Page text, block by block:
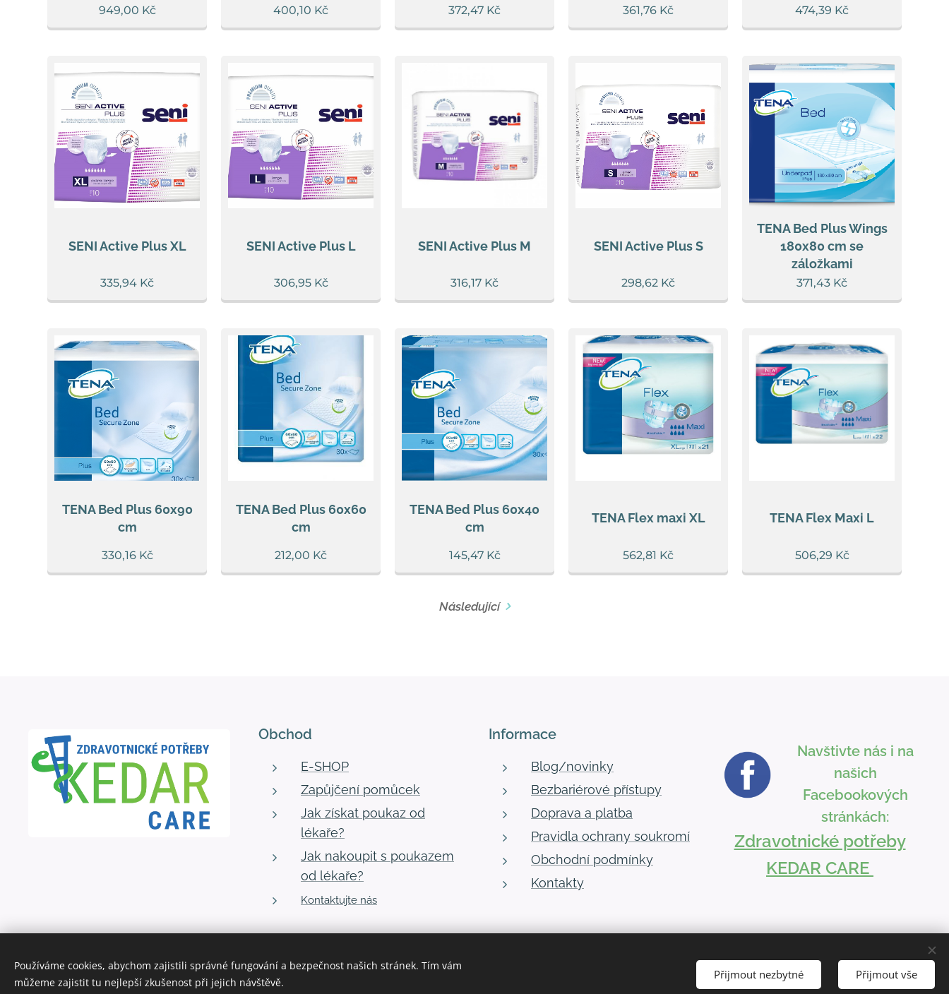
949,00 Kč 400,10 Kč 372,47 Kč 361,76 Kč 474,39 Kč
SENI Active Plus XL
335,94 Kč
SENI Active Plus L
306,95Kč
SENI Active Plus M
316,17 Kč
SENI Active Plus S
298,62 Kč
TENA Bed Plus Wings
180x80 cm se
záložkami
371,43 Kč
TENA Bed Plus 60x90
cm
330,16Kč
TENA Bed Plus 60x60
cm
212,00 Kč
TENA Bed Plus 60x40
cm
145,47Kč
TENA Flex maxi XL
562,81 Kč
TENA Flex Maxi L
506,29 Kč
Následující
Obchod
E-SHOP
Zapůjčení pomůcek
Jak získat poukaz od
lékaře?
Jak nakoupit s poukazem
od lékaře?
Kontaktujte nás
Informace
Blog/novinky
Bezbariérové přístupy
Doprava a platba
Pravidla ochrany soukromí
Obchodní podmínky
Kontakty
Navštivte nás i na
našich
Facebookových
stránkách:
Zdravotnické potřeby
KEDAR CARE
Používáme cookies, abychom zajistili správné fungování a bezpečnost našich stránek. Tím vám
můžeme zajistit tu nejlepší zkušenost při jejich návštěvě.
Přijmout nezbytné Přijmout vše